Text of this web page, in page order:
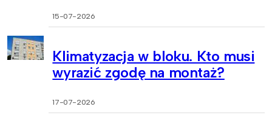
15-07-2026
Klimatyzacja w bloku. Kto musi
wyrazić zgodę na montaż?
17-07-2026